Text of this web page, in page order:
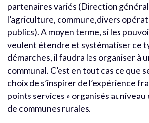
partenaires variés (Direction
l’agriculture, commune,divers
publics). A moyen terme, si les
veulent étendre et systématiser ce
démarches, il faudra les organiser à
communal. C’est en tout cas ce que
choix de s’inspirer de l’expérience
points services » organisés auniveau
de communes rurales.